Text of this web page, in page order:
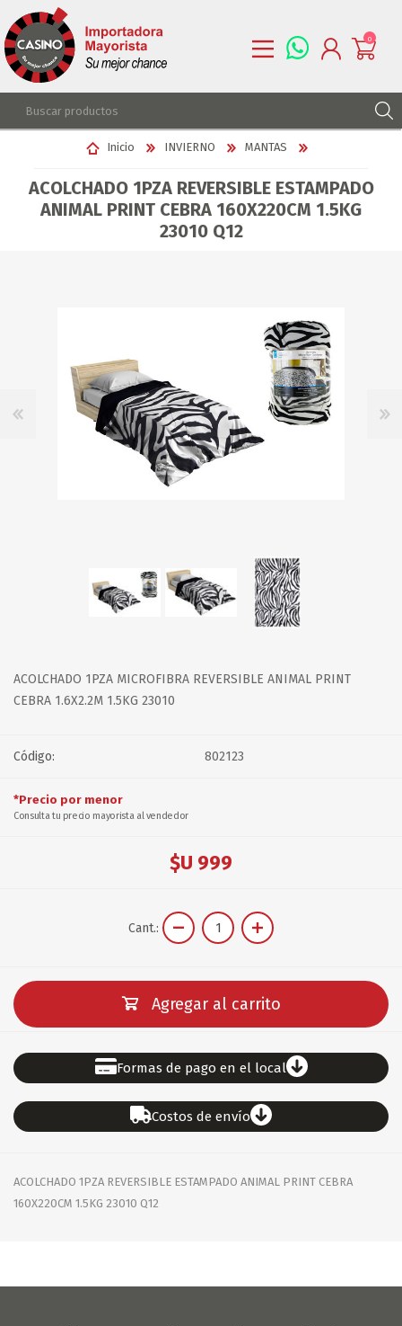
REGISTRARSE
LISTA DE DESEOS
0
Inicio INVIERNO MANTAS
ACOLCHADO 1PZA REVERSIBLE ESTAMPADO
ANIMAL PRINT CEBRA 160X220CM 1.5KG
23010 Q12
ACOLCHADO 1PZA MICROFIBRA REVERSIBLE ANIMAL PRINT
CEBRA 1.6X2.2M 1.5KG 23010
Código: 802123
*Precio por menor
Consulta tu precio mayorista al vendedor
$U 999
Cant.:
Agregar al carrito
Formas de pago en el local
Costos de envío
ACOLCHADO 1PZA REVERSIBLE ESTAMPADO ANIMAL PRINT CEBRA
160X220CM 1.5KG 23010 Q12